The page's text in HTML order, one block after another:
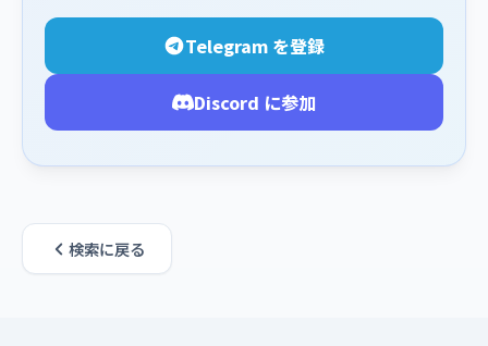
Telegram を登録
Discord に参加
検索に戻る